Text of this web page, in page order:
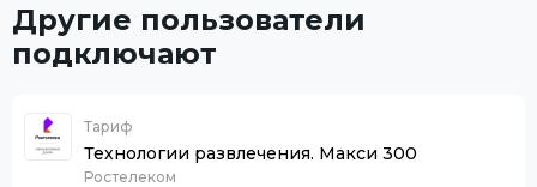
Другие пользователи
подключают
Тариф
Технологии развлечения. Макси 300
Ростелеком